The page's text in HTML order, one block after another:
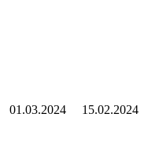
01.03.2024 15.02.2024